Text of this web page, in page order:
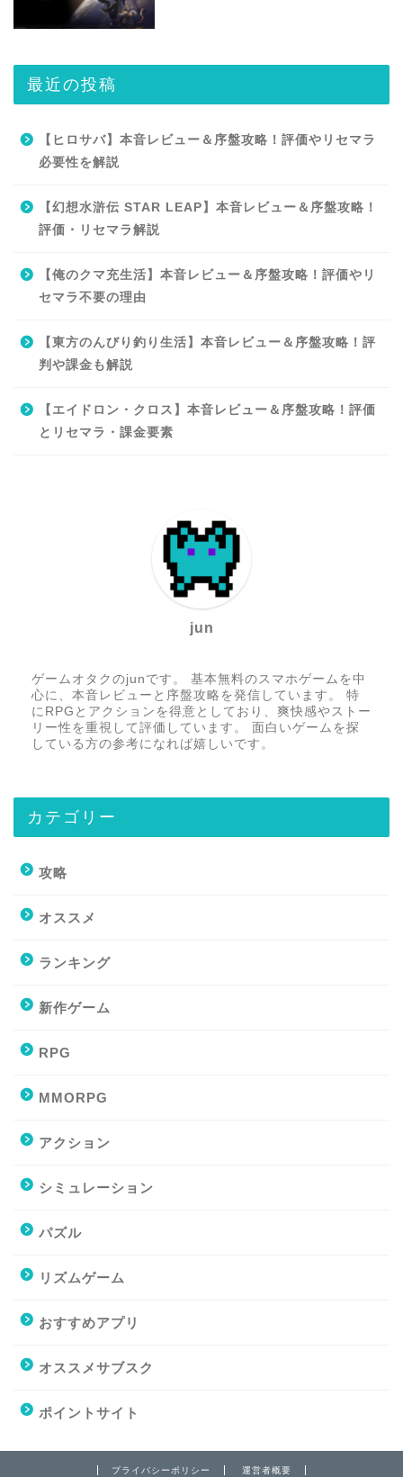
最近の投稿
【ヒロサバ】本音レビュー＆序盤攻略！評価やリセマラ
必要性を解説
【幻想水滸伝 STAR LEAP】本音レビュー＆序盤攻略！
評価・リセマラ解説
【俺のクマ充生活】本音レビュー＆序盤攻略！評価やリ
セマラ不要の理由
【東方のんびり釣り生活】本音レビュー＆序盤攻略！評
判や課金も解説
【エイドロン・クロス】本音レビュー＆序盤攻略！評価
とリセマラ・課金要素
jun
ゲームオタクのjunです。 基本無料のスマホゲームを中
心に、本音レビューと序盤攻略を発信しています。 特
にRPGとアクションを得意としており、爽快感やストー
リー性を重視して評価しています。 面白いゲームを探
している方の参考になれば嬉しいです。
カテゴリー
攻略
オススメ
ランキング
新作ゲーム
RPG
MMORPG
アクション
シミュレーション
パズル
リズムゲーム
おすすめアプリ
オススメサブスク
ポイントサイト
プライバシーポリシー 運営者概要